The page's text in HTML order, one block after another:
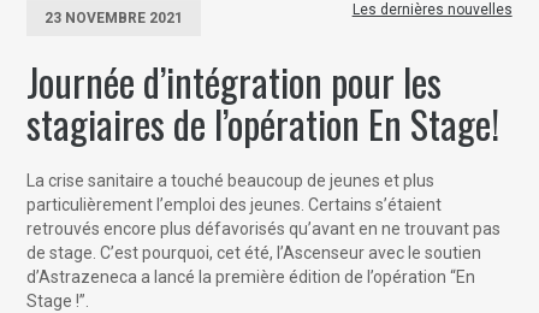
23 NOVEMBRE 2021 Les dernières nouvelles
Journée d’intégration pour les
stagiaires de l’opération En Stage!
La crise sanitaire a touché beaucoup de jeunes et plus
particulièrement l’emploi des jeunes. Certains s’étaient
retrouvés encore plus défavorisés qu’avant en ne trouvant pas
de stage. C’est pourquoi, cet été, l’Ascenseur avec le soutien
d’Astrazeneca a lancé la première édition de l’opération “En
Stage !”.